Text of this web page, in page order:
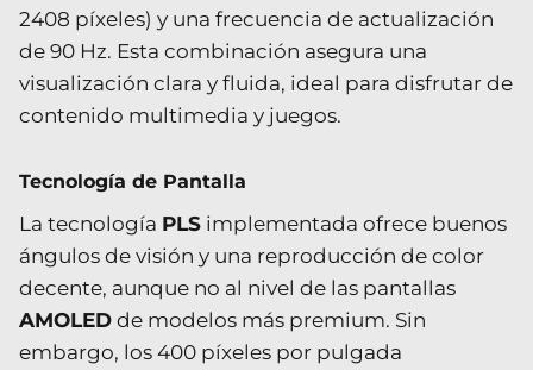
2408 píxeles) y una frecuencia de actualización
de 90 Hz. Esta combinación asegura una
visualización clara y fluida, ideal para disfrutar de
contenido multimedia y juegos.
Tecnología de Pantalla
La tecnología PLS implementada ofrece buenos
ángulos de visión y una reproducción de color
decente, aunque no al nivel de las pantallas
AMOLED de modelos más premium. Sin
embargo, los 400 píxeles por pulgada